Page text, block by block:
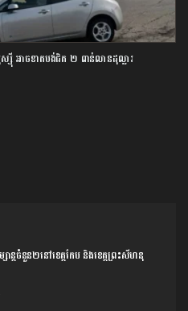
ស៊ី អាចខាតបង់ជិត ២ ពាន់លានដុល្លារ
សាន្ត​ចំនួន​២​នៅ​ខេត្តកែប និង​ខេត្តព្រះសីហនុ